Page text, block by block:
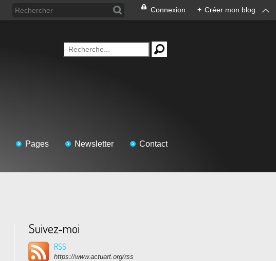
Connexion + Créer mon blog
Pages Newsletter Contact
Suivez-moi
RSS
https://www.actuart.org/rss